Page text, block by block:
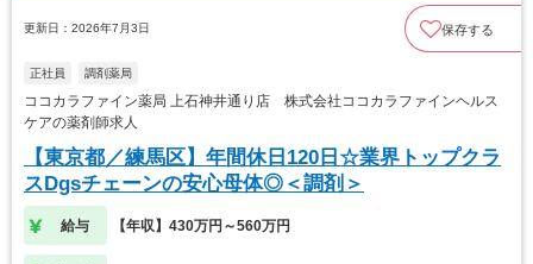
更新日：2026年7月3日 保存する
正社員 調剤薬局
ココカラファイン薬局 上石神井通り店 株式会社ココカラファインヘルス
ケアの薬剤師求人
【東京都／練馬区】年間休日120日☆業界トップクラ
スDgsチェーンの安心母体◎＜調剤＞
給与 【年収】430万円～560万円